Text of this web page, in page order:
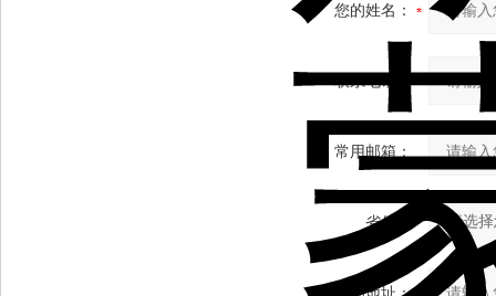
您的姓名：
常用邮箱：
省份：